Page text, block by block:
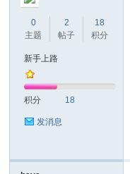
0
主题
2
帖子
18
积分
新手上路
积分 18
发消息